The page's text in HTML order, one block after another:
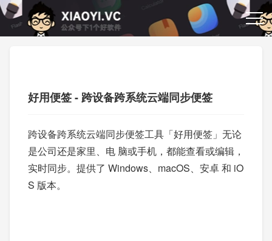
好用便签 - 跨设备跨系统云端同步便签
跨设备跨系统云端同步便签工具「好用便签」无论
是公司还是家里、电 脑或手机，都能查看或编辑，
实时同步。提供了 Windows、macOS、安卓 和 iO
S 版本。